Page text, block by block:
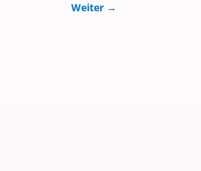
Weiter →